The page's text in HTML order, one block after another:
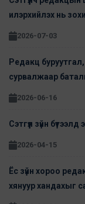
илэрхийлэх нь
2026-07-03
Редакц
сурвалжаар
2026-06-16
Сэтгүүл зүйн
2026-04-15
Ёс зүйн хороо
хянуур хандахыг